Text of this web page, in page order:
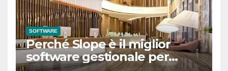
SOFTWARE
Perché Slope è il miglior
software gestionale per